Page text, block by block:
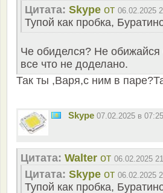
Цитата: Skype от 06.02.2025
Тупой как пробка,
Че обиделся? Не обижайся
все что не доделано.
Так ты ,Варя,с ним в
Skype 07.02.2025 в
Цитата: Walter от 06.02.2025
Цитата: Skype от 06.02.2025
Тупой как пробка,